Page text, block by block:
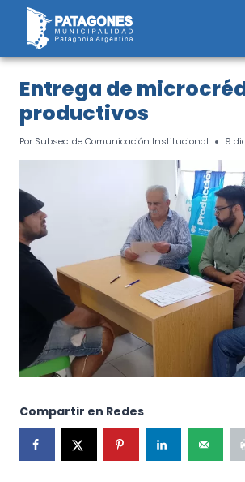
Saltar
contenido
Entrega de
productivos
Por Subsec. de Comunicación Institucional 9
Compartir en Redes